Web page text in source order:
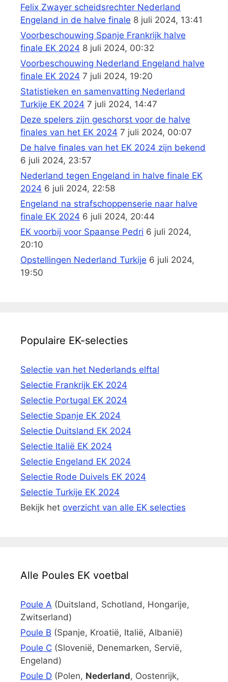
Felix Zwayer scheidsrechter Nederland
Engeland in de halve finale 8 juli 2024, 13:41
Voorbeschouwing Spanje Frankrijk halve
finale EK 2024 8 juli 2024, 00:32
Voorbeschouwing Nederland Engeland halve
finale EK 2024 7 juli 2024, 19:20
Statistieken en samenvatting Nederland
Turkije EK 2024 7 juli 2024, 14:47
Deze spelers zijn geschorst voor de halve
finales van het EK 2024 7 juli 2024, 00:07
De halve finales van het EK 2024 zijn bekend
6 juli 2024, 23:57
Nederland tegen Engeland in halve finale EK
2024 6 juli 2024, 22:58
Engeland na strafschoppenserie naar halve
finale EK 2024 6 juli 2024, 20:44
EK voorbij voor Spaanse Pedri 6 juli 2024,
20:10
Opstellingen Nederland Turkije 6 juli 2024,
19:50
Populaire EK-selecties
Selectie van het Nederlands elftal
Selectie Frankrijk EK 2024
Selectie Portugal EK 2024
Selectie Spanje EK 2024
Selectie Duitsland EK 2024
Selectie Italië EK 2024
Selectie Engeland EK 2024
Selectie Rode Duivels EK 2024
Selectie Turkije EK 2024
Bekijk het overzicht van alle EK selecties
Alle Poules EK voetbal
Poule A (Duitsland, Schotland, Hongarije,
Zwitserland)
Poule B (Spanje, Kroatië, Italië, Albanië)
Poule C (Slovenië, Denemarken, Servië,
Engeland)
Poule D (Polen, Nederland, Oostenrijk,